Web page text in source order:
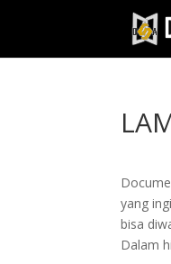
yang
bisa
Dalam